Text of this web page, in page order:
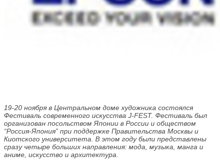
19-20 ноября в Центральном доме художника состоялся
Фестиваль современного искусства J-FEST. Фестиваль был
организован посольством Японии в России и обществом
“Россия-Япония” при поддержке Правительства Москвы и
Киотского университета. В этом году были представлены
сразу четыре больших направления: мода, музыка, манга и
аниме, искусство и архитектура.